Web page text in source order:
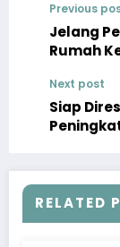
Previous
Jelang
Rumah
Kreatif
Next post
Siap
RELATED